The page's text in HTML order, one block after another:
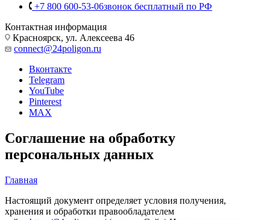
+7 800 600-53-06звонок бесплатный по РФ
Контактная информация
Красноярск, ул. Алексеева 46
connect@24poligon.ru
Вконтакте
Telegram
YouTube
Pinterest
MAX
Соглашение на обработку
персональных данных
Главная
Настоящий документ определяет условия получения,
хранения и обработки правообладателем